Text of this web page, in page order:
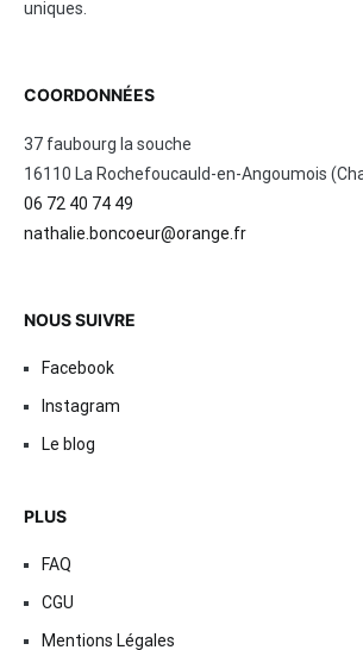
uniques.
COORDONNÉES
37 faubourg la souche
16110 La Rochefoucauld-en-Angoumois
06 72 40 74 49
nathalie.boncoeur@orange.fr
NOUS SUIVRE
Facebook
Instagram
Le blog
PLUS
FAQ
CGU
Mentions Légales